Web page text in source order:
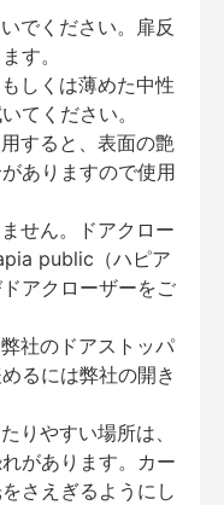
でください。扉反
す。
しくは薄めた中性
てください。
すると、表面の艶
ありますので使用
せん。ドアクロー
public（ハピア
アクローザーをご
社のドアストッパ
るには弊社の開き
りやすい場所は、
があります。カー
さえぎるようにし